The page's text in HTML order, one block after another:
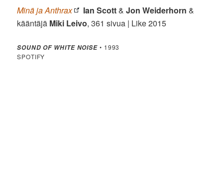
Minä ja Anthrax Ian Scott&Jon Weiderhorn &
kääntäjä Miki Leivo, 361 sivua | Like 2015
SOUND OF WHITE NOISE • 1993
SPOTIFY